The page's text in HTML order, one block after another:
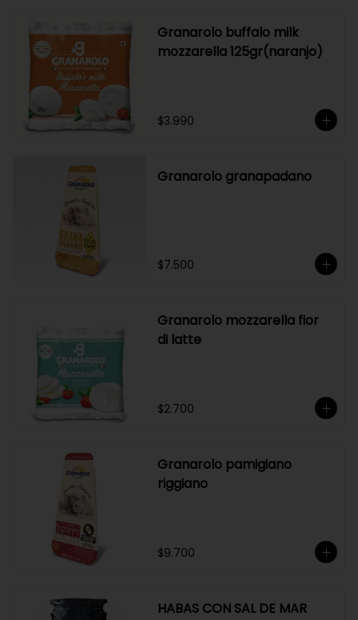
Granarolo buffalo milk
mozzarella 125gr(naranjo)
$3.990
Granarolo granapadano
$7.500
Granarolo mozzarella fior
di latte
$2.700
Granarolo pamigiano
riggiano
$9.700
HABAS CON SAL DE MAR